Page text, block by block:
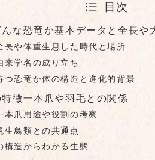
目次
な恐竜か基本データと全長や
長や体重生息した時代と場所
来学名の成り立ち
つ恐竜か体の構造と進化的背景
徴一本爪や羽毛との関係
本爪用途や役割の考察
生鳥類との共通点
構造からわかる生態